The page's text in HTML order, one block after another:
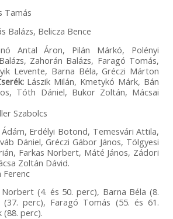
Tamás
Balázs, Belicza Bence
Antal Áron, Pilán Márkó, Polényi
Zahorán Balázs, Faragó Tomás,
Levente, Barna Béla, Gréczi Márton
Lászik Milán, Kmetykó Márk, Bán
Tóth Dániel, Bukor Zoltán, Mácsai
Szabolcs
Erdélyi Botond, Temesvári Attila,
Dániel, Gréczi Gábor János, Tölgyesi
Farkas Norbert, Máté János, Zádori
Zoltán Dávid.
(4. és 50. perc), Barna Béla (8.
perc), Faragó Tomás (55. és 61.
(88. perc).